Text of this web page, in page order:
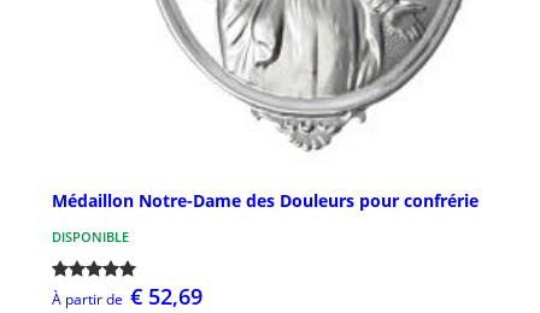
Médaillon Notre-Dame des Douleurs pour confrérie
DISPONIBLE
À partir de € 52,69